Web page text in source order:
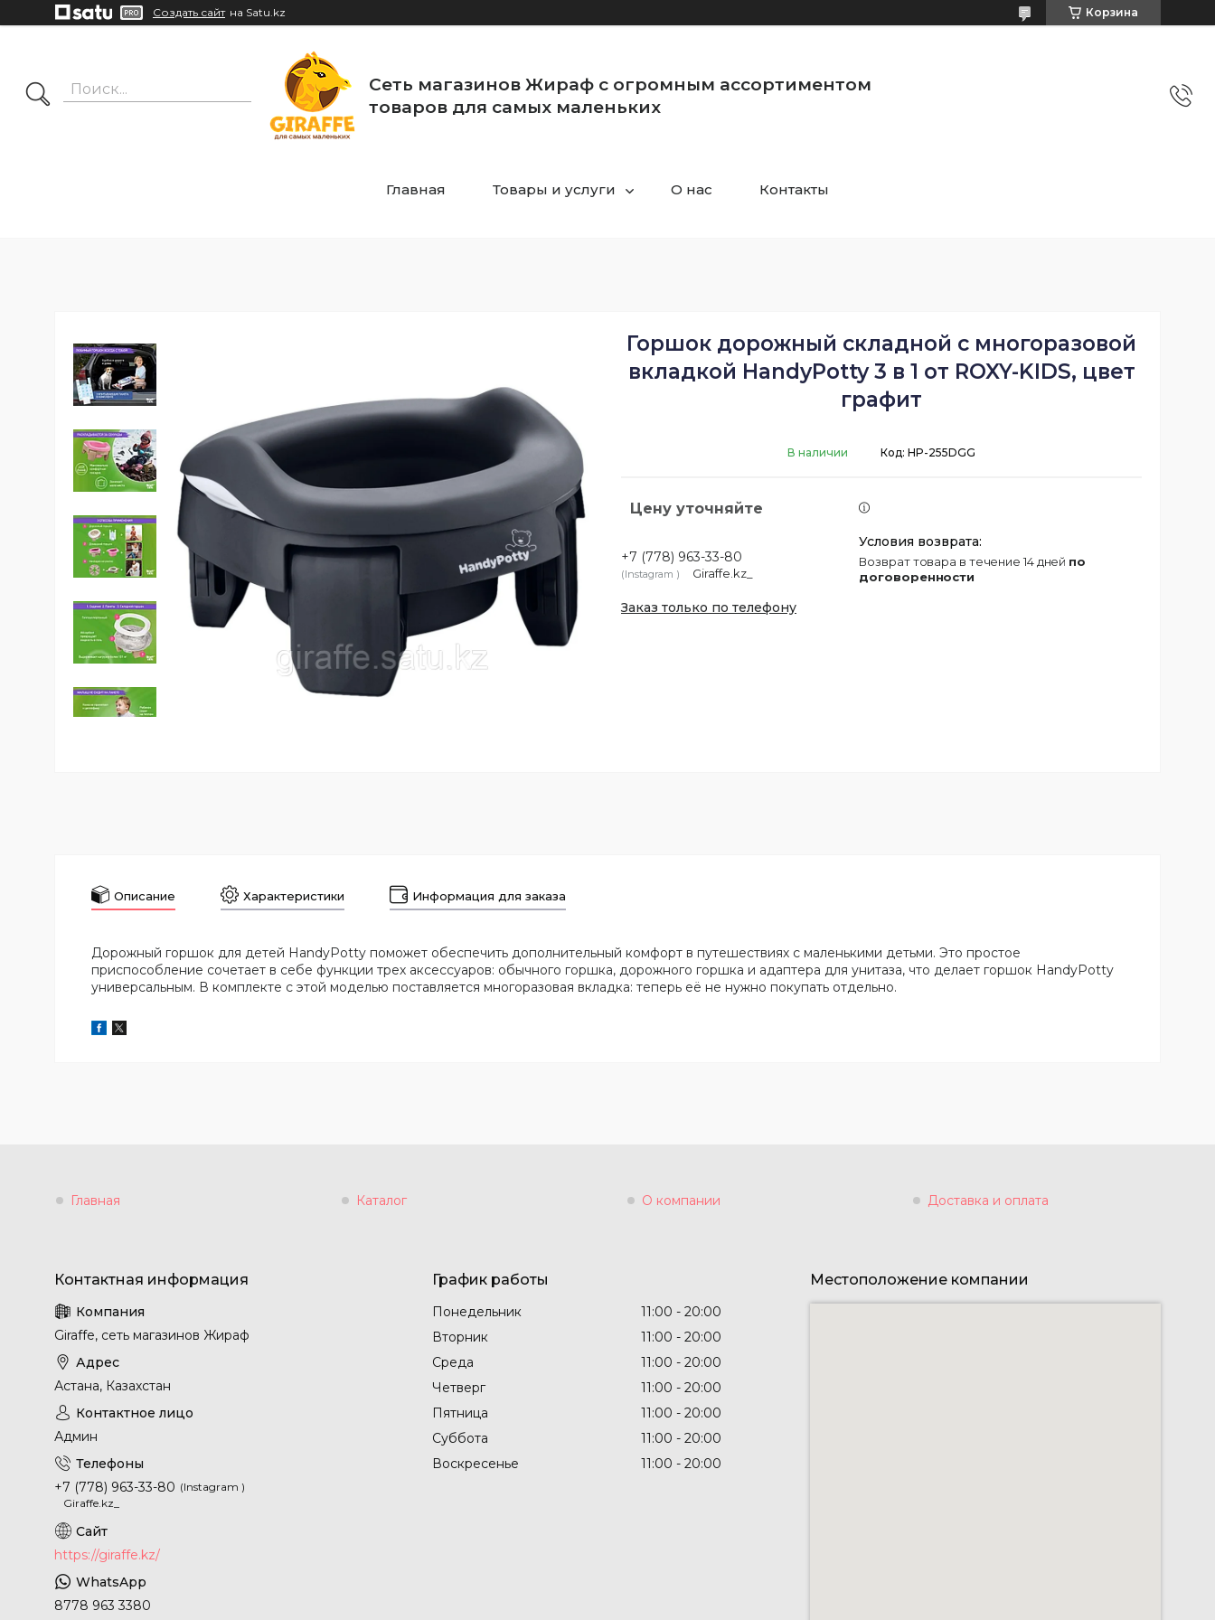
Создать сайт на Satu.kz Корзина
Сеть магазинов Жираф с огромным ассортиментом
товаров для самых маленьких
Главная Товары и услуги О нас Контакты
Горшок дорожный складной с многоразовой
вкладкой HandyPotty 3 в 1 от ROXY-KIDS, цвет
графит
В наличии Код: HP-255DGG
Цену уточняйте
+7 (778) 963-33-80
Instagram Giraffe.kz_
Заказ только по телефону
возврат товара в течение 14 дней по
договоренности
Описание Характеристики Информация для заказа
Дорожный горшок для детей HandyPotty поможет обеспечить дополнительный комфорт в путешествиях с маленькими детьми. Это простое
приспособление сочетает в себе функции трех аксессуаров: обычного горшка, дорожного горшка и адаптера для унитаза, что делает горшок HandyPotty
универсальным. В комплекте с этой моделью поставляется многоразовая вкладка: теперь её не нужно покупать отдельно.
Главная Каталог О компании Доставка и оплата
Giraffe, сеть магазинов Жираф
Астана, Казахстан
Админ
+7 (778) 963-33-80
Instagram
Giraffe.kz_
https://giraffe.kz/
8778 963 3380
График работы
Понедельник 11:00
20:00
Вторник
11:00
20:00
Среда
11:00
20:00
Четверг
11:00
20:00
Пятница
11:00
20:00
Суббота
11:00
20:00
Воскресенье
11:00 20:00
Местоположение компании